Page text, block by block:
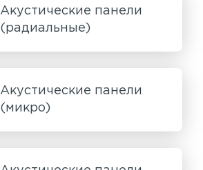
Акустические панели
(радиальные)
Акустические панели
(микро)